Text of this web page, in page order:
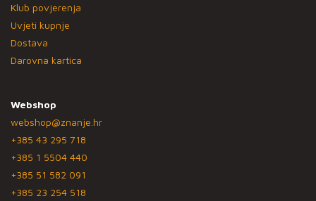
Klub povjerenja
Uvjeti kupnje
Dostava
Darovna kartica
Webshop
webshop@znanje.hr
+385 43 295 718
+385 1 5504 440
+385 51 582 091
+385 23 254 518